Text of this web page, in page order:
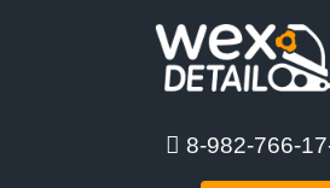
8-982-766-